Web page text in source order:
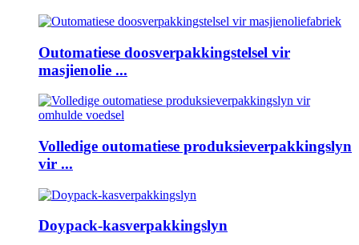
Outomatiese doosverpakkingstelsel vir
masjienolie ...
Volledige outomatiese produksieverpakkingslyn
vir ...
Doypack-kasverpakkingslyn